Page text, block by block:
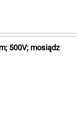
500V; mosiądz